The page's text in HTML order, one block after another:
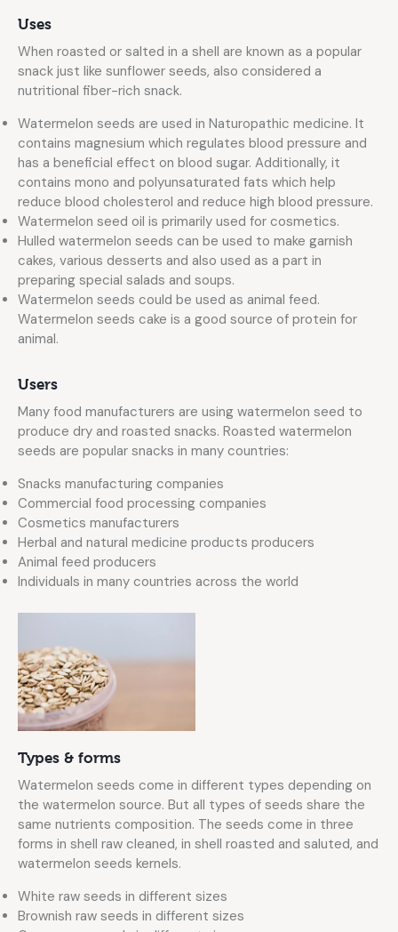
Uses
When roasted or salted in a shell are known as a popular
snack just like sunflower seeds, also considered a
nutritional fiber-rich snack.
Watermelon seeds are used in Naturopathic medicine. It
contains magnesium which regulates blood pressure and
has a beneficial effect on blood sugar. Additionally, it
contains mono and polyunsaturated fats which help
reduce blood cholesterol and reduce high blood pressure.
Watermelon seed oil is primarily used for cosmetics.
Hulled watermelon seeds can be used to make garnish
cakes, various desserts and also used as a part in
preparing special salads and soups.
Watermelon seeds could be used as animal feed.
Watermelon seeds cake is a good source of protein for
animal.
Users
Many food manufacturers are using watermelon seed to
produce dry and roasted snacks. Roasted watermelon
seeds are popular snacks in many countries:
Snacks manufacturing companies
Commercial food processing companies
Cosmetics manufacturers
Herbal and natural medicine products producers
Animal feed producers
Individuals in many countries across the world
Types & forms
Watermelon seeds come in different types depending on
the watermelon source. But all types of seeds share the
same nutrients composition. The seeds come in three
forms in shell raw cleaned, in shell roasted and saluted, and
watermelon seeds kernels.
White raw seeds in different sizes
Brownish raw seeds in different sizes